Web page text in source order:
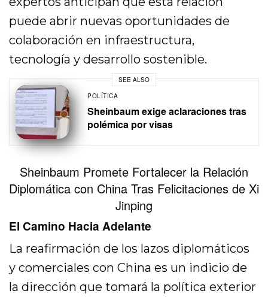
puede abrir nuevas oportunidades de
colaboración en infraestructura,
tecnología y desarrollo sostenible.
SEE ALSO
POLÍTICA
Sheinbaum exige aclaraciones tras
polémica por visas
Sheinbaum Promete Fortalecer la Relación
Diplomática con China Tras Felicitaciones de Xi
Jinping
El Camino Hacia Adelante
La reafirmación de los lazos diplomáticos
y comerciales con China es un indicio de
la dirección que tomará la política exterior